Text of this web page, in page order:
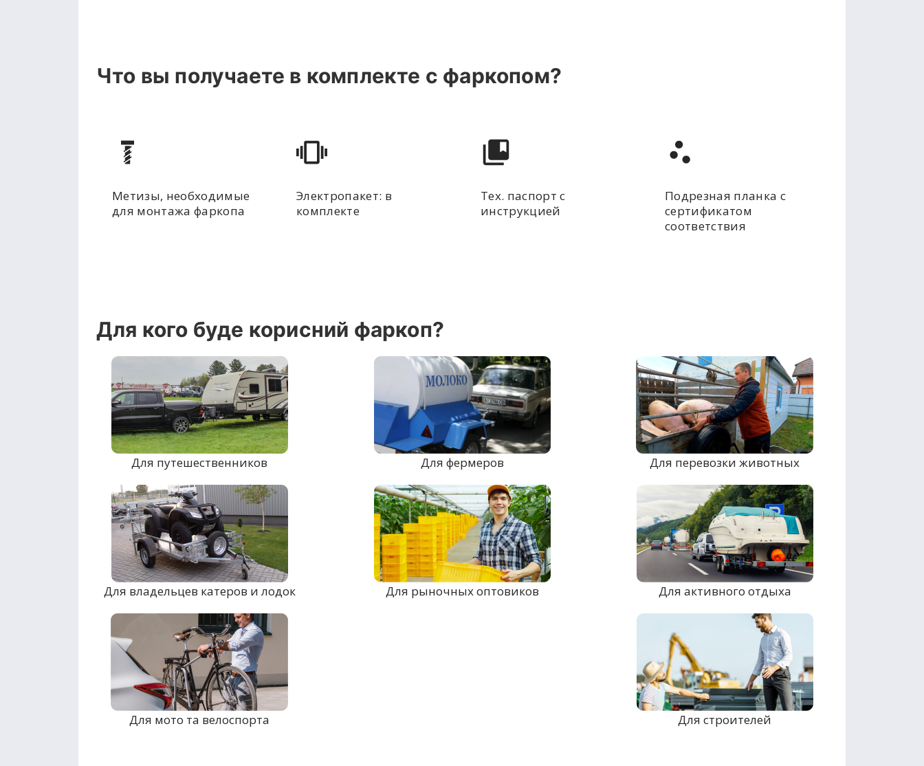
Что вы получаете в комплекте с фаркопом?
Метизы, необходимые
для монтажа фаркопа
Электропакет: в
комплекте
Тех. паспорт с
инструкцией
Подрезная планка с
сертификатом
соответствия
Для кого буде корисний фаркоп?
Для путешественников Для фермеров Для перевозки животных
Для владельцев катеров и лодок Для рыночных оптовиков Для активного отдыха
Для мото та велоспорта Для строителей